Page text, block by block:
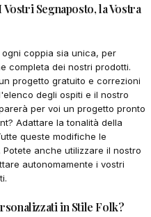
Segnaposto, la Vostra
coppia sia unica, per
completa dei nostri prodotti.
progetto gratuito e correzioni
degli ospiti e il nostro
per voi un progetto pronto
Adattare la tonalità della
queste modifiche le
anche utilizzare il nostro
autonomamente i vostri
in Stile Folk?